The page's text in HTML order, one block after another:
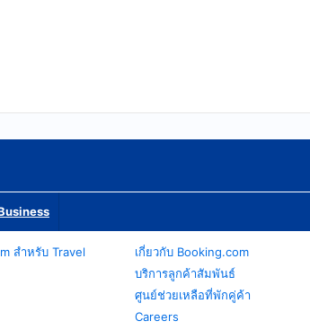
สำหรับ Travel
เกี่ยวกับ Booking.com
บริการลูกค้าสัมพันธ์
ศูนย์ช่วยเหลือที่พักคู่ค้า
Careers